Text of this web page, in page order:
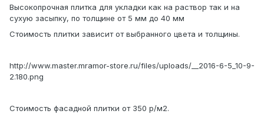
Высокопрочная плитка для укладки как на раствор так и на
сухую засыпку, по толщине от 5 мм до 40 мм
Стоимость плитки зависит от выбранного цвета и толщины.
http://www.master.mramor-store.ru/files/uploads/__2016-6-5_10-9-
2.180.png
Стоимость фасадной плитки от 350 р/м2.